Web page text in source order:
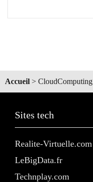
Accueil > CloudComputing
Sites tech
Realite-Virtuelle.com
LeBigData.fr
Technplay.com